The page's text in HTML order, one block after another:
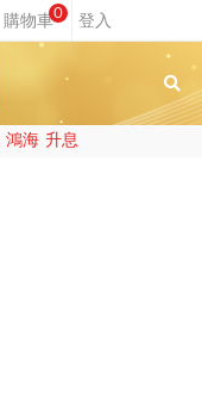
0
鴻海 升息